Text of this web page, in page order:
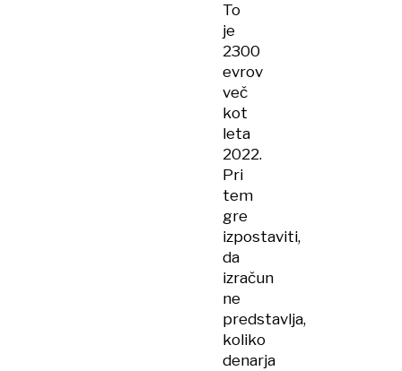
To
je
2300
evrov
več
kot
leta
2022.
Pri
tem
gre
izpostaviti,
da
izračun
ne
predstavlja,
koliko
denarja